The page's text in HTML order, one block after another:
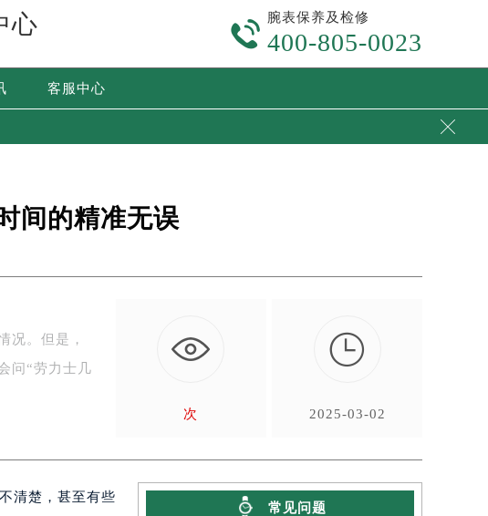
心 
腕表保养及检修
400-805-0023
客服中心

间的精准无误
况。但是，
问“劳力士几
次

2025-03-02
清楚，甚至有些
常见问题